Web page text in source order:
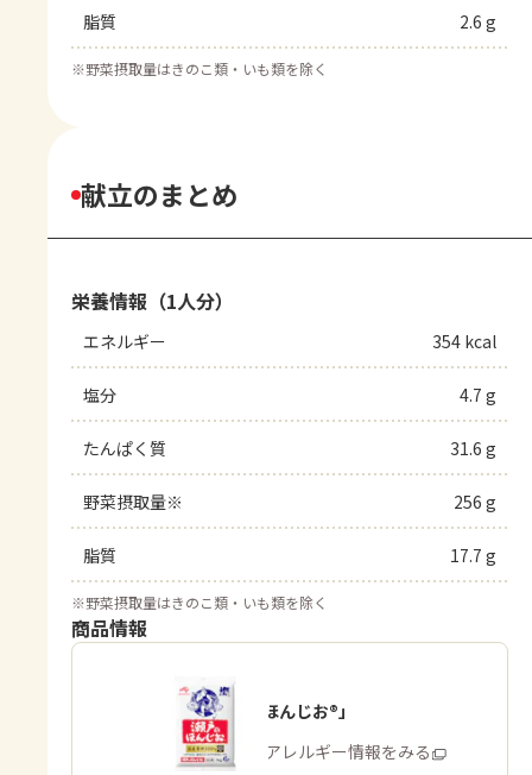
脂質 2.6 g
※野菜摂取量はきのこ類・いも類を除く
献立のまとめ
栄養情報（1人分）
エネルギー 354 kcal
塩分 4.7 g
たんぱく質 31.6 g
野菜摂取量※ 256 g
脂質 17.7 g
※野菜摂取量はきのこ類・いも類を除く
商品情報
「瀬戸のほんじお®」
商品・アレルギー情報をみる